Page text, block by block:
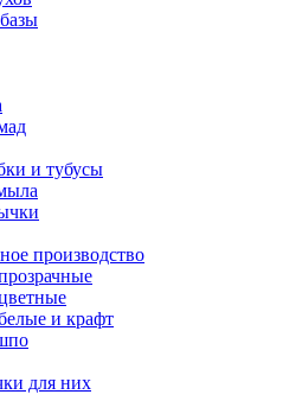
и тубусы
производство
и крафт
для них